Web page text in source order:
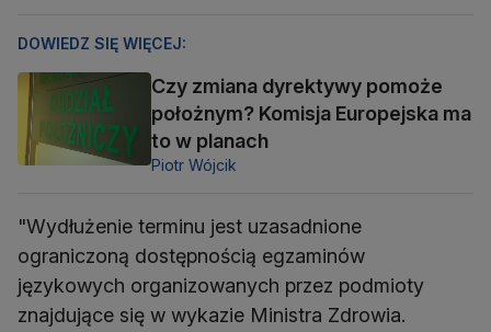
DOWIEDZ SIĘ WIĘCEJ:
Czy zmiana dyrektywy pomoże
położnym? Komisja Europejska ma
to w planach
Piotr Wójcik
"Wydłużenie terminu jest uzasadnione
ograniczoną dostępnością egzaminów
językowych organizowanych przez podmioty
znajdujące się w wykazie Ministra Zdrowia.